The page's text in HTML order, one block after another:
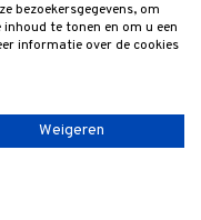
bezoekersgegevens, om
te tonen en om u een
informatie over de cookies
Weigeren